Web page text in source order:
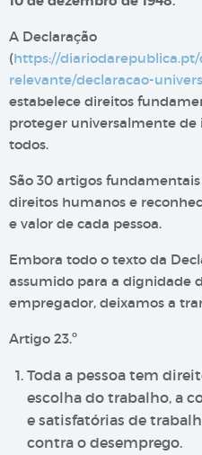
A Declaração
(https://
relevante/declaracao-
estabelece direitos
proteger universalmente de
todos.
São 30 artigos
direitos humanos e
e valor de cada pessoa.
Embora todo o texto da
assumido para a dignidade
empregador, deixamos a
Artigo 23.º
Toda a pessoa tem
escolha do trabalho, a
e satisfatórias de
contra o desemprego.